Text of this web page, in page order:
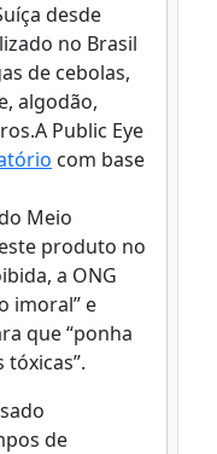
desde
no Brasil
de cebolas,
algodão,
Public Eye
com base
Meio
produto no
a ONG
imoral” e
que “ponha
de